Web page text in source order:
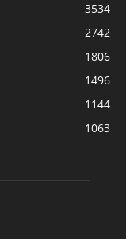
3534
2742
1806
1496
1144
1063